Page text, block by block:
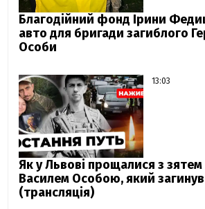
Благодійний фонд Ірини
авто для бригади загиблого
Особи
13:03
Як у Львові прощалися з
Василем Особою, який загинув
(трансляція)